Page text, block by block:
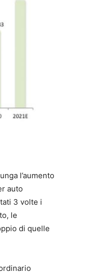
l’aumento
auto
3 volte i
le
di quelle